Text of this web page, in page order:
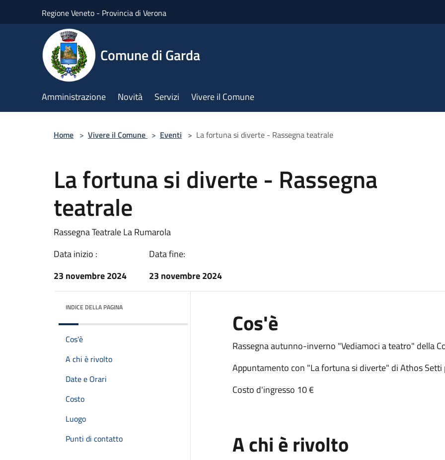
Regione Veneto - Provincia di Verona
Comune di Garda
Amministrazione Novità Servizi Vivere il Comune
Home > Vivere il Comune > Eventi > La fortuna si diverte - Rassegna teatrale
La fortuna si diverte - Rassegna
teatrale
Rassegna Teatrale La Rumarola
Data inizio :
23 novembre 2024
Data fine:
23 novembre 2024
INDICE DELLA PAGINA
Cos'è
A chi è rivolto
Date e Orari
Costo
Luogo
Punti di contatto
Cos'è
Rassegna autunno-inverno "Vediamoci a teatro" della
Appuntamento con "La fortuna si diverte" di Athos Setti
Costo d'ingresso 10 €
A chi è rivolto